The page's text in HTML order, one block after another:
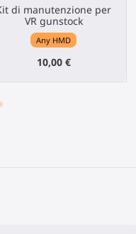
di manutenzione per
VR gunstock
Any HMD
10,00 €